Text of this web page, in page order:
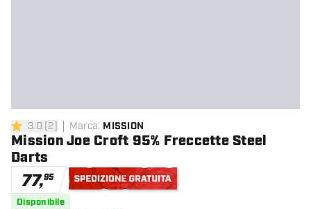
3 stelle di valutazione
3.0 [2] Marca: MISSION
Mission Joe Croft 95% Freccette Steel
Darts
77,95
Disponibile